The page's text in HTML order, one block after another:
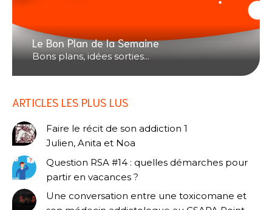
Le Bon Plan de la Semaine
Bons plans, idées sorties...
ARTICLES LES PLUS LUS
Faire le récit de son addiction 1
Julien, Anita et Noa
Question RSA #14 : quelles démarches pour
partir en vacances ?
Une conversation entre une toxicomane et